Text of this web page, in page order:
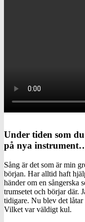
Under tiden som
på nya
Sång är det som är min
början. Har alltid haft
händer om en sångerska
trumsetet och börjar där.
tidigare. Nu blev det
Vilket var väldigt kul.